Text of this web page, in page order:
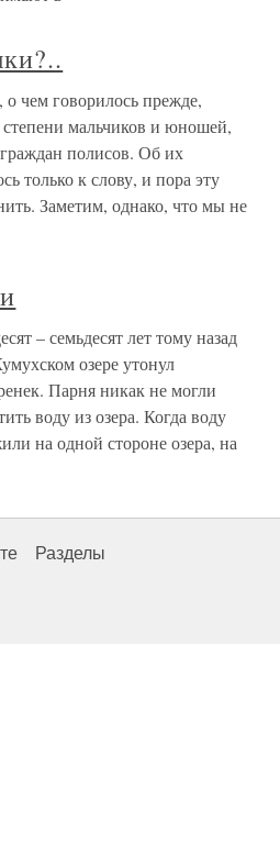
чем говорилось прежде,
степени мальчиков и юношей,
полисов. Об их
только к слову, и пора эту
Заметим, однако, что мы не
– семьдесят лет тому назад
озере утонул
Парня никак не могли
воду из озера. Когда воду
на одной стороне озера, на
Разделы